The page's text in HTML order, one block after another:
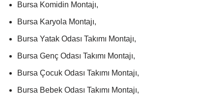
Bursa Komidin Montajı,
Bursa Karyola Montajı,
Bursa Yatak Odası Takımı Montajı,
Bursa Genç Odası Takımı Montajı,
Bursa Çocuk Odası Takımı Montajı,
Bursa Bebek Odası Takımı Montajı,